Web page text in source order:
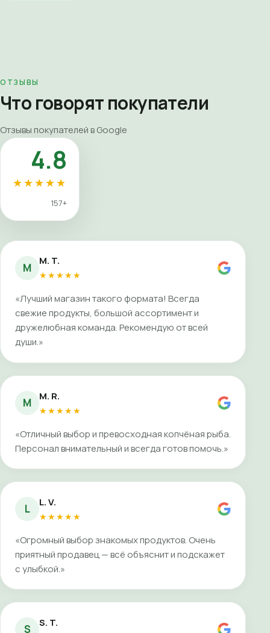
ОТЗЫВЫ
Что говорят покупатели
Отзывы покупателей в Google
4.8
★★★★★
157+
M M. T.
★★★★★
«Лучший магазин такого формата! Всегда
свежие продукты, большой ассортимент и
дружелюбная команда. Рекомендую от всей
души.»
M M. R.
★★★★★
«Отличный выбор и превосходная копчёная рыба.
Персонал внимательный и всегда готов помочь.»
L L. V.
★★★★★
«Огромный выбор знакомых продуктов. Очень
приятный продавец — всё объяснит и подскажет
с улыбкой.»
S S. T.